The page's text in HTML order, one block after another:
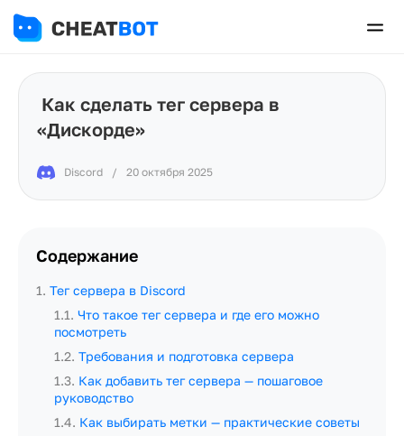
Как сделать тег сервера в
«Дискорде»
Discord / 20 октября 2025
Содержание
1. Тег сервера в Discord
1.1. Что такое тег сервера и где его можно
посмотреть
1.2. Требования и подготовка сервера
1.3. Как добавить тег сервера — пошаговое
руководство
1.4. Как выбирать метки — практические советы